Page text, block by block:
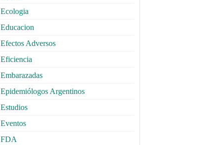
Ecologia
Educacion
Efectos Adversos
Eficiencia
Embarazadas
Epidemiólogos Argentinos
Estudios
Eventos
FDA